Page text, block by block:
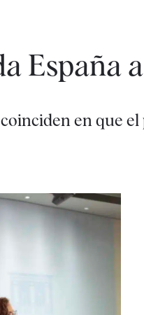
España
en que